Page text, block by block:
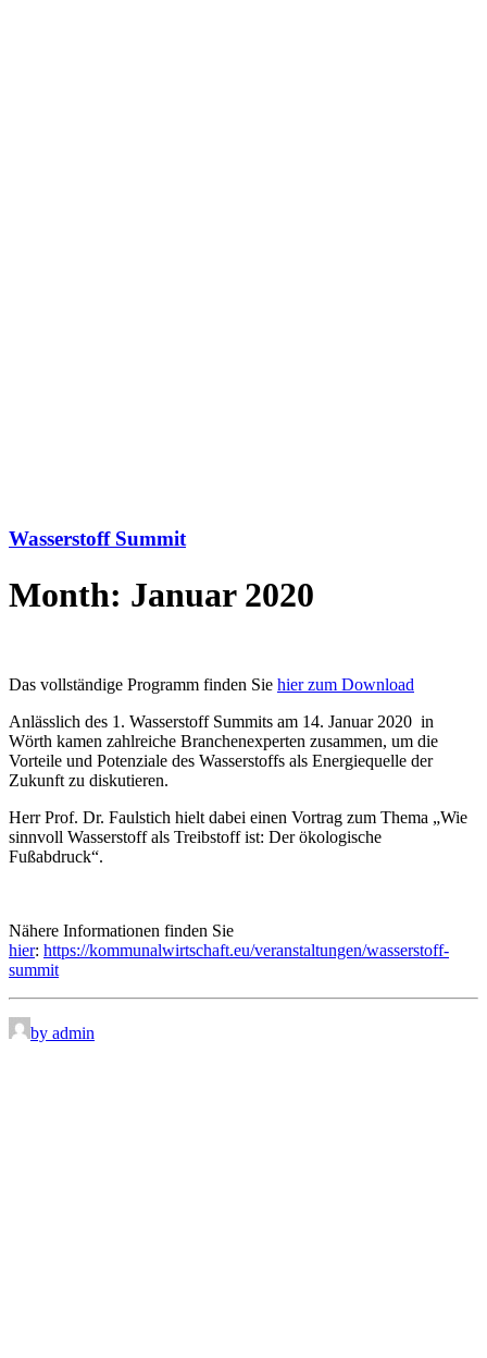
Wasserstoff Summit
Month: Januar 2020
Das vollständige Programm finden Sie hier zum Download
Anlässlich des 1. Wasserstoff Summits am 14. Januar 2020 in
Wörth kamen zahlreiche Branchenexperten zusammen, um die
Vorteile und Potenziale des Wasserstoffs als Energiequelle der
Zukunft zu diskutieren.
Herr Prof. Dr. Faulstich hielt dabei einen Vortrag zum Thema „Wie
sinnvoll Wasserstoff als Treibstoff ist: Der ökologische
Fußabdruck“.
Nähere Informationen finden Sie
hier: https://kommunalwirtschaft.eu/veranstaltungen/wasserstoff-
summit
by admin